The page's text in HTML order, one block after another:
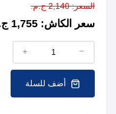
السعر: 2,140 ج.م.
سعر الكاش: 1,755 ج.م.